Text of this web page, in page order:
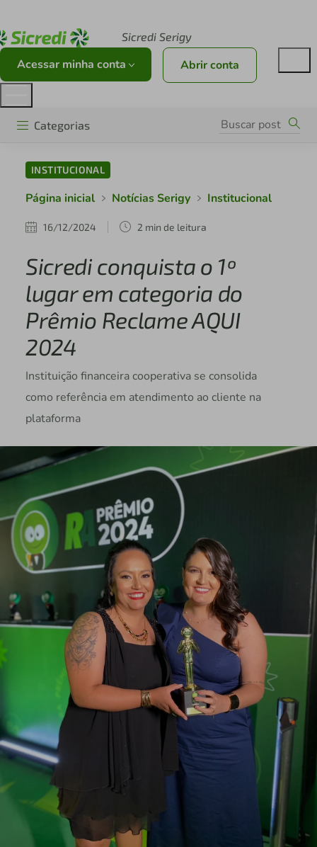
Sicredi Serigy
Acessar minha conta Abrir conta
Categorias
INSTITUCIONAL
Página inicial Notícias Serigy Institucional
16/12/2024 2 min de leitura
Sicredi conquista o 1º
lugar em categoria do
Prêmio Reclame AQUI
2024
Instituição financeira cooperativa se consolida
como referência em atendimento ao cliente na
plataforma